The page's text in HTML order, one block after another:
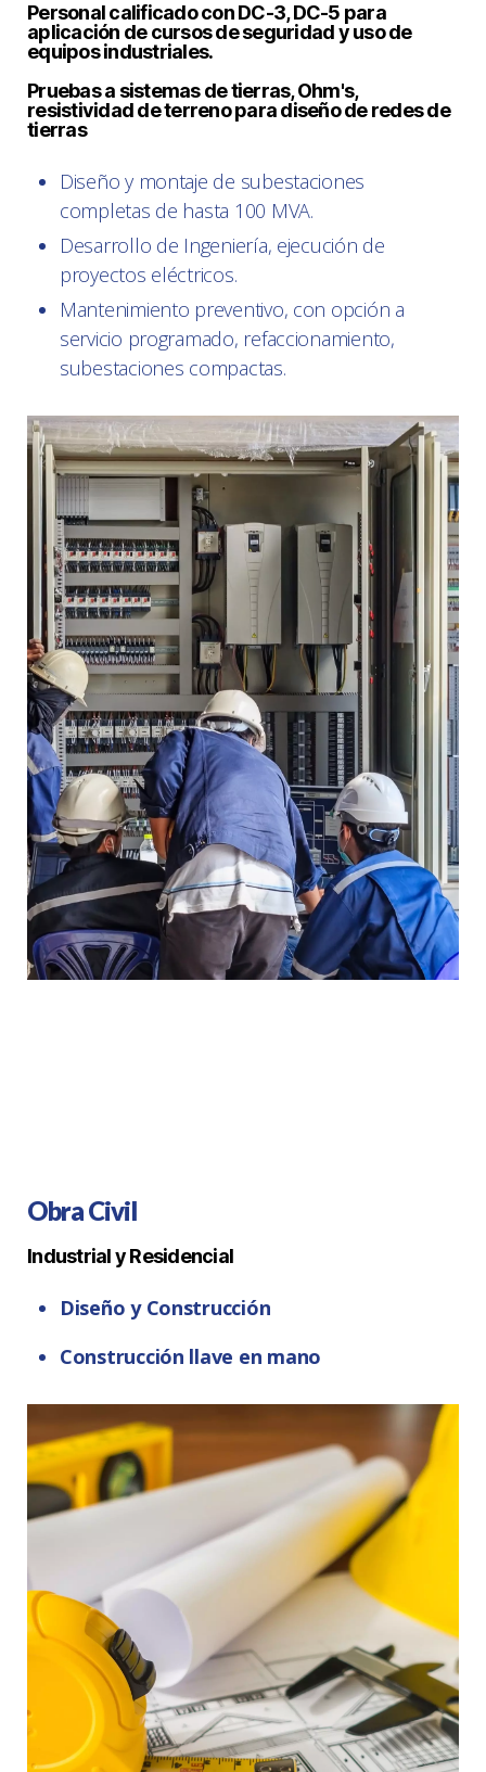
Personal calificado con DC-3, DC-5 para
aplicación de cursos de seguridad y uso de
equipos industriales.
Pruebas a sistemas de tierras, Ohm's,
resistividad de terreno para diseño de redes de
tierras
Diseño y montaje de subestaciones
completas de hasta 100 MVA.
Desarrollo de Ingeniería, ejecución de
proyectos eléctricos.
Mantenimiento preventivo, con opción a
servicio programado, refaccionamiento,
subestaciones compactas.
Obra Civil
Industrial y Residencial
Diseño y Construcción
Construcción llave en mano